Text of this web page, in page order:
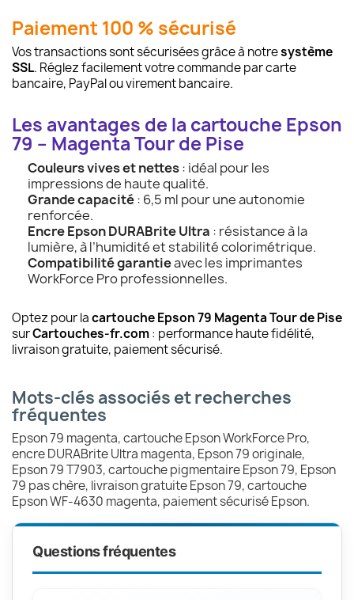
Paiement 100 % sécurisé
Vos transactions sont sécurisées grâce à notresystème
SSL. Réglez facilement votre commande par carte
bancaire, PayPal ou virement bancaire.
Les avantages de la cartouche Epson
79 – Magenta Tour de Pise
Couleurs vives et nettes: idéal pour les
impressions de haute qualité.
Grande capacité: 6,5 ml pour une autonomie
renforcée.
Encre Epson DURABrite Ultra : résistance à la
lumière, à l’humidité et stabilité colorimétrique.
Compatibilité garantieavec les imprimantes
WorkForce Pro professionnelles.
Optez pour lacartouche Epson 79 Magenta Tour de Pise
surCartouches-fr.com: performance haute fidélité,
livraison gratuite, paiement sécurisé.
Mots-clés associés et recherches
fréquentes
Epson 79 magenta, cartouche Epson WorkForce Pro,
encre DURABrite Ultra magenta, Epson 79 originale,
Epson 79 T7903, cartouche pigmentaire Epson 79, Epson
79 pas chère, livraison gratuite Epson 79, cartouche
Epson WF-4630 magenta, paiement sécurisé Epson.
Questions fréquentes